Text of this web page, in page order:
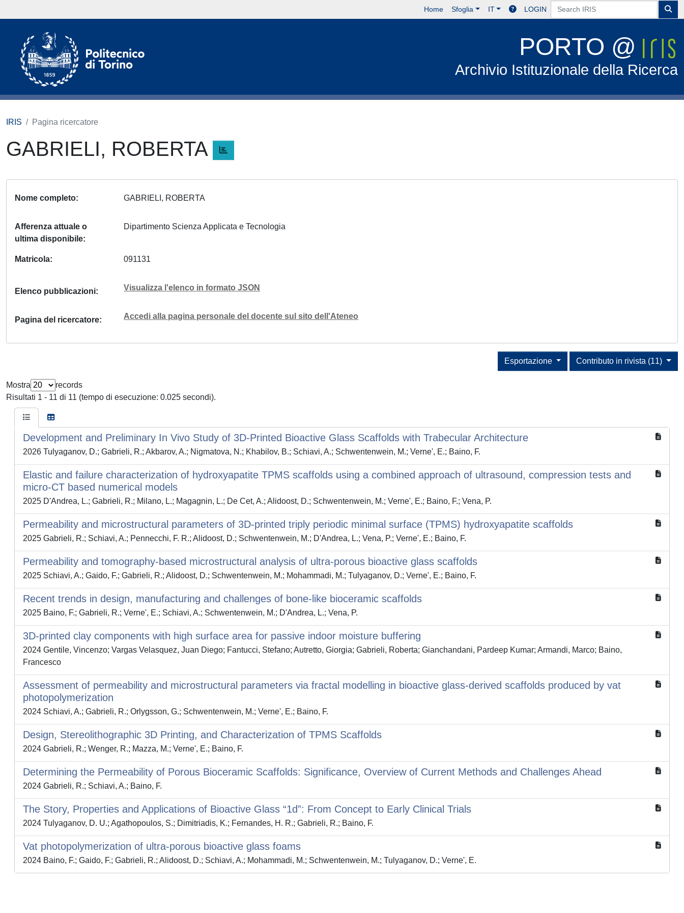
Home Sfoglia IT LOGIN
PORTO @
Archivio Istituzionale della Ricerca
IRIS Pagina ricercatore
GABRIELI, ROBERTA
Nome completo GABRIELI, ROBERTA
Afferenza attuale o
ultima disponibile
Dipartimento Scienza Applicata e Tecnologia
Matricola 091131
Elenco pubblicazioni Visualizza l'elenco in formato JSON
Pagina del ricercatore Accedi alla pagina personale del docente sul sito dell'Ateneo
Contributo in rivista (11)
Esportazione
Mostra
records
Risultati 1 - 11 di 11 (tempo di esecuzione: 0.025 secondi).
Development and Preliminary In Vivo Study of 3D-Printed Bioactive Glass Scaffolds with Trabecular Architecture
2026 Tulyaganov, D.; Gabrieli, R.; Akbarov, A.; Nigmatova, N.; Khabilov, B.; Schiavi, A.; Schwentenwein, M.; Verne', E.; Baino, F.
Elastic and failure characterization of hydroxyapatite TPMS scaffolds using a combined approach of ultrasound, compression tests and
micro-CT based numerical models
2025 D'Andrea, L.; Gabrieli, R.; Milano, L.; Magagnin, L.; De Cet, A.; Alidoost, D.; Schwentenwein, M.; Verne', E.; Baino, F.; Vena, P.
Permeability and microstructural parameters of 3D-printed triply periodic minimal surface (TPMS) hydroxyapatite scaffolds
2025 Gabrieli, R.; Schiavi, A.; Pennecchi, F. R.; Alidoost, D.; Schwentenwein, M.; D'Andrea, L.; Vena, P.; Verne', E.; Baino, F.
Permeability and tomography-based microstructural analysis of ultra-porous bioactive glass scaffolds
2025 Schiavi, A.; Gaido, F.; Gabrieli, R.; Alidoost, D.; Schwentenwein, M.; Mohammadi, M.; Tulyaganov, D.; Verne', E.; Baino, F.
Recent trends in design, manufacturing and challenges of bone-like bioceramic scaffolds
2025 Baino, F.; Gabrieli, R.; Verne', E.; Schiavi, A.; Schwentenwein, M.; D'Andrea, L.; Vena, P.
3D-printed clay components with high surface area for passive indoor moisture buffering
2024 Gentile, Vincenzo; Vargas Velasquez, Juan Diego; Fantucci, Stefano; Autretto, Giorgia; Gabrieli, Roberta; Gianchandani, Pardeep Kumar; Armandi, Marco; Baino,
Francesco
Assessment of permeability and microstructural parameters via fractal modelling in bioactive glass-derived scaffolds produced by vat
photopolymerization
2024 Schiavi, A.; Gabrieli, R.; Orlygsson, G.; Schwentenwein, M.; Verne', E.; Baino, F.
Design, Stereolithographic 3D Printing, and Characterization of TPMS Scaffolds
2024 Gabrieli, R.; Wenger, R.; Mazza, M.; Verne', E.; Baino, F.
Determining the Permeability of Porous Bioceramic Scaffolds: Significance, Overview of Current Methods and Challenges Ahead
2024 Gabrieli, R.; Schiavi, A.; Baino, F.
The Story, Properties and Applications of Bioactive Glass “1d”: From Concept to Early Clinical Trials
2024 Tulyaganov, D. U.; Agathopoulos, S.; Dimitriadis, K.; Fernandes, H. R.; Gabrieli, R.; Baino, F.
Vat photopolymerization of ultra-porous bioactive glass foams
2024 Baino, F.; Gaido, F.; Gabrieli, R.; Alidoost, D.; Schiavi, A.; Mohammadi, M.; Schwentenwein, M.; Tulyaganov, D.; Verne', E.